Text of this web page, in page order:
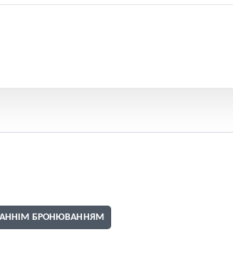
БРОНЮВАННЯМ